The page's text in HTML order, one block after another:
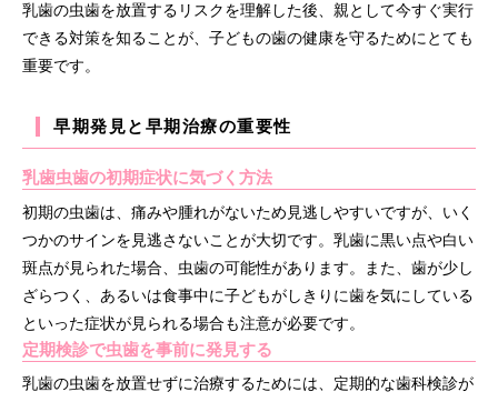
乳歯の虫歯を放置するリスクを理解した後、親として今すぐ実行
できる対策を知ることが、子どもの歯の健康を守るためにとても
重要です。
早期発見と早期治療の重要性
乳歯虫歯の初期症状に気づく方法
初期の虫歯は、痛みや腫れがないため見逃しやすいですが、いく
つかのサインを見逃さないことが大切です。乳歯に黒い点や白い
斑点が見られた場合、虫歯の可能性があります。また、歯が少し
ざらつく、あるいは食事中に子どもがしきりに歯を気にしている
といった症状が見られる場合も注意が必要です。
定期検診で虫歯を事前に発見する
乳歯の虫歯を放置せずに治療するためには、定期的な歯科検診が